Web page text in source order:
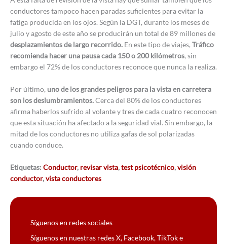
conductores tampoco hacen paradas suficientes para evitar la
fatiga producida en los ojos. Según la DGT, durante los meses de
julio y agosto de este año se producirán un total de 89 millones de
desplazamientos de largo recorrido. En este tipo de viajes, Tráfico
recomienda hacer una pausa cada 150 o 200 kilómetros, sin
embargo el 72% de los conductores reconoce que nunca la realiza.
Por último, uno de los grandes peligros para la vista en carretera
son los deslumbramientos.Cerca del 80% de los conductores
afirma haberlos sufrido al volante y tres de cada cuatro reconocen
que esta situación ha afectado a la seguridad vial. Sin embargo, la
mitad de los conductores no utiliza gafas de sol polarizadas
cuando conduce.
Etiquetas: Conductor, revisar vista,test psicotécnico,visión
conductor,vista conductores
Síguenos en redes sociales
Síguenos en nuestras redes X, Facebook, TikTok e